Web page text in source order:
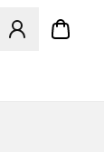
Åbner en